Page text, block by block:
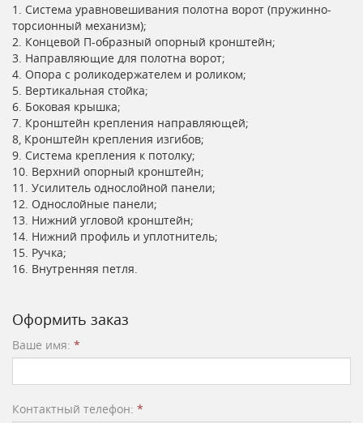
1. Система уравновешивания полотна ворот (пружинно-
торсионный механизм);
2. Концевой П-образный опорный кронштейн;
3. Направляющие для полотна ворот;
4. Опора с роликодержателем и роликом;
5. Вертикальная стойка;
6. Боковая крышка;
7. Кронштейн крепления направляющей;
8, Кронштейн крепления изгибов;
9. Система крепления к потолку;
10. Верхний опорный кронштейн;
11. Усилитель однослойной панели;
12. Однослойные панели;
13. Нижний угловой кронштейн;
14. Нижний профиль и уплотнитель;
15. Ручка;
16. Внутренняя петля.
Оформить заказ
Ваше имя: *
Контактный телефон: *